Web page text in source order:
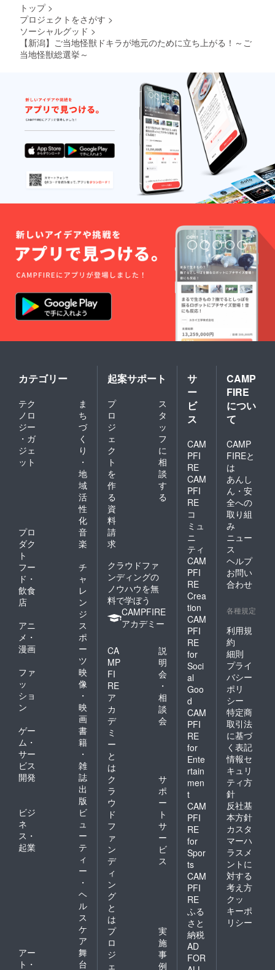
トップ >
プロジェクトをさがす >
ソーシャルグッド >
【新潟】ご当地怪獣ドキラが地元のために立ち上がる！～ご
当地怪獣総選挙～
カテゴリー
テク
ノロ
ジー
・ガ
ジェ
ット
ま
ち
づ
く
り
・
地
域
活
性
化
プロ
ダク
ト
音
楽
フー
ド・
飲食
店
チ
ャ
レ
ン
ジ
アニ
メ・
漫画
ス
ポ
ー
ツ
ファ
ッ
ショ
ン
映
像
・
映
画
ゲー
ム・
サー
ビス
開発
書
籍
・
雑
誌
出
版
ビジ
ネ
ス・
起業
ビ
ュ
ー
テ
ィ
ー
・
ヘ
ル
ス
ケ
ア
アー
ト・
舞
台
起案サポート
プ
ロ
ジ
ェ
ク
ト
を
作
る
ス
タ
ッ
フ
に
相
談
す
る
資
料
請
求
クラウドファ
ンディングの
ノウハウを無
料で学ぼう
CAMPFIRE
アカデミー
CA
MP
FI
RE
ア
カ
デ
ミ
ー
と
は
説
明
会
・
相
談
会
ク
ラ
ウ
ド
フ
ァ
ン
デ
ィ
ン
グ
と
は
サ
ポ
ー
ト
サ
ー
ビ
ス
プ
ロ
ジ
ェ
実
施
事
例
サ
ー
ビ
ス
CAM
PFI
RE
CAM
PFI
RE
コ
ミュ
ニ
ティ
CAM
PFI
RE
Crea
tion
CAM
PFI
RE
for
Soci
al
Goo
d
CAM
PFI
RE
for
Ente
rtain
men
t
CAM
PFI
RE
for
Spor
ts
CAM
PFI
RE
ふる
さと
納税
AD
FOR
CAMP
FIRE
につい
て
CAMP
FIREと
は
あんし
ん・安
全への
取り組
み
ニュー
ス
ヘルプ
お問い
合わせ
各種規定
利用規
約
細則
プライ
バシー
ポリ
シー
特定商
取引法
に基づ
く表記
情報セ
キュリ
ティ方
針
反社基
本方針
カスタ
マーハ
ラスメ
ントに
対する
考え方
クッ
キーポ
リシー